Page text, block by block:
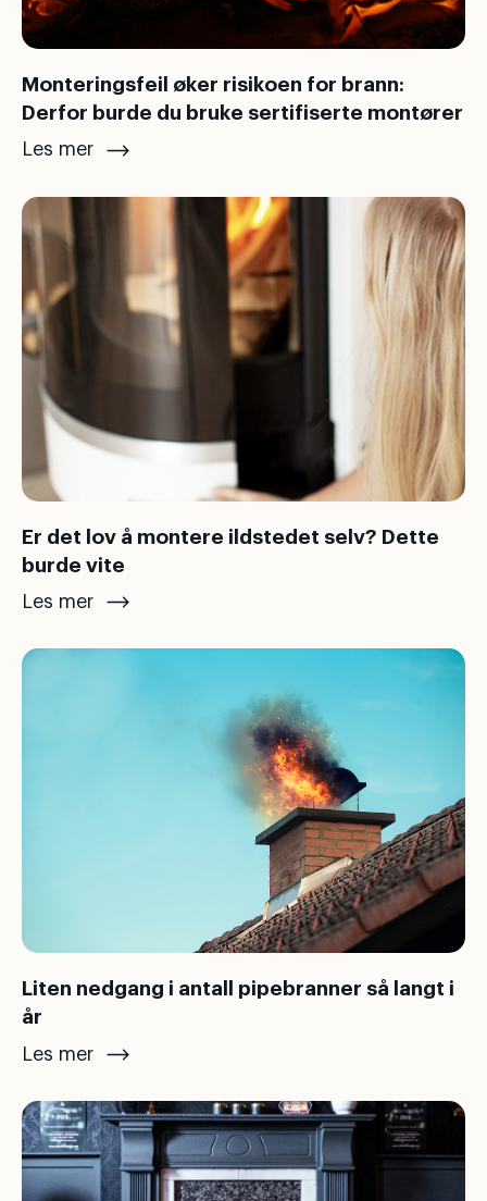
Monteringsfeil øker risikoen for brann:
Derfor burde du bruke sertifiserte montører
Les mer
Er det lov å montere ildstedet selv? Dette
burde vite
Les mer
Liten nedgang i antall pipebranner så langt i
år
Les mer